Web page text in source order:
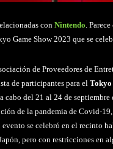
con Nintendo.
Game Show 2023 que se
de Proveedores de
de participantes para el Tokyo
cabo del 21 al 24 de
de la pandemia de Covid-
evento se celebró en el recinto
pero con restricciones en